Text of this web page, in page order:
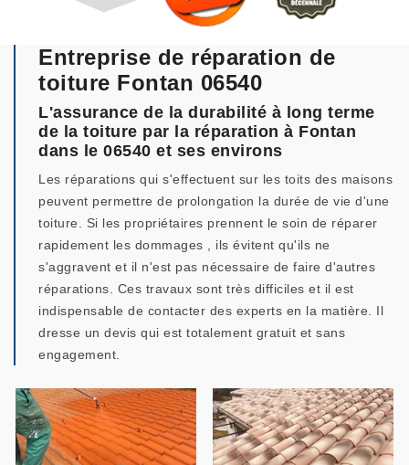
Entreprise de réparation de
toiture Fontan 06540
L'assurance de la durabilité à long terme
de la toiture par la réparation à Fontan
dans le 06540 et ses environs
Les réparations qui s'effectuent sur les toits des maisons
peuvent permettre de prolongation la durée de vie d'une
toiture. Si les propriétaires prennent le soin de réparer
rapidement les dommages , ils évitent qu'ils ne
s'aggravent et il n'est pas nécessaire de faire d'autres
réparations. Ces travaux sont très difficiles et il est
indispensable de contacter des experts en la matière. Il
dresse un devis qui est totalement gratuit et sans
engagement.